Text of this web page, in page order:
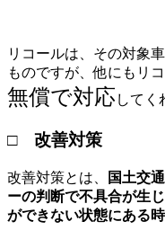
リコールは、その対象
ものですが、他にもリ
無償で対応 してく
□ 改善対策
改善対策とは、
国土交
ーの判断で不具合が生
ができない状態にある時